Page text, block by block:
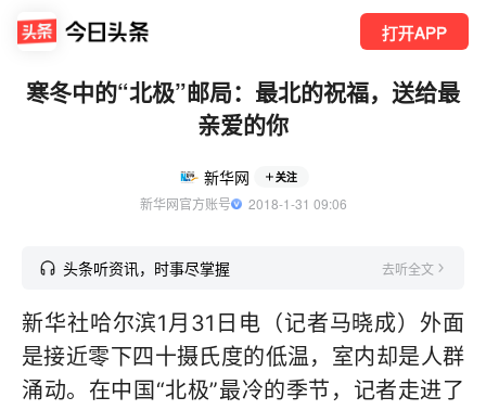
打开APP
寒冬中的“北极”邮局：最北的祝福，送给最
亲爱的你
新华网 关注
新华网官方账号
  2018-1-31 09:06
头条听资讯，时事尽掌握 去听全文
新华社哈尔滨1月31日电（记者马晓成）外面
是接近零下四十摄氏度的低温，室内却是人群
涌动。在中国“北极”最冷的季节，记者走进了